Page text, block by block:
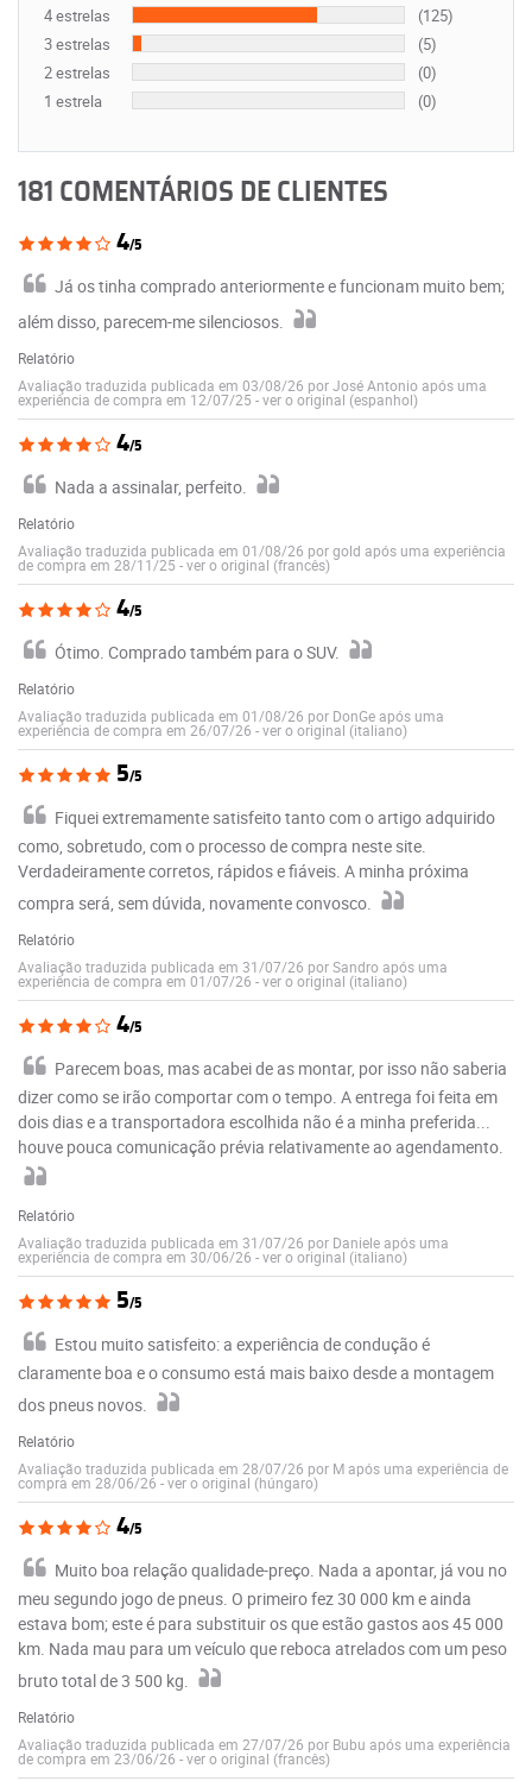
4 estrelas
(125)
3 estrelas
(5)
2 estrelas
(0)
1 estrela
(0)
181 COMENTÁRIOS DE CLIENTES
4/5
Já os tinha comprado anteriormente e funcionam muito bem;
além disso, parecem-me silenciosos.
Relatório
Avaliação traduzida publicada em 03/08/26 por José Antonio após uma
experiência de compra em 12/07/25 -ver o original (espanhol)
4/5
Nada a assinalar, perfeito.
Relatório
Avaliação traduzida publicada em 01/08/26 por gold após uma experiência
de compra em 28/11/25 -ver o original (francês)
4/5
Ótimo. Comprado também para o SUV.
Relatório
Avaliação traduzida publicada em 01/08/26 por DonGe após uma
experiência de compra em 26/07/26 -ver o original (italiano)
5/5
Fiquei extremamente satisfeito tanto com o artigo adquirido
como, sobretudo, com o processo de compra neste site.
Verdadeiramente corretos, rápidos e fiáveis. A minha próxima
compra será, sem dúvida, novamente convosco.
Relatório
Avaliação traduzida publicada em 31/07/26 por Sandro após uma
experiência de compra em 01/07/26 -ver o original (italiano)
4/5
Parecem boas, mas acabei de as montar, por isso não saberia
dizer como se irão comportar com o tempo. A entrega foi feita em
dois dias e a transportadora escolhida não é a minha preferida...
houve pouca comunicação prévia relativamente ao agendamento.
Relatório
Avaliação traduzida publicada em 31/07/26 por Daniele após uma
experiência de compra em 30/06/26 -ver o original (italiano)
5/5
Estou muito satisfeito: a experiência de condução é
claramente boa e o consumo está mais baixo desde a montagem
dos pneus novos.
Relatório
Avaliação traduzida publicada em 28/07/26 por M após uma experiência de
compra em 28/06/26 -ver o original (húngaro)
4/5
Muito boa relação qualidade-preço. Nada a apontar, já vou no
meu segundo jogo de pneus. O primeiro fez 30 000 km e ainda
estava bom; este é para substituir os que estão gastos aos 45 000
km. Nada mau para um veículo que reboca atrelados com um peso
bruto total de 3 500 kg.
Relatório
Avaliação traduzida publicada em 27/07/26 por Bubu após uma experiência
de compra em 23/06/26 -ver o original (francês)